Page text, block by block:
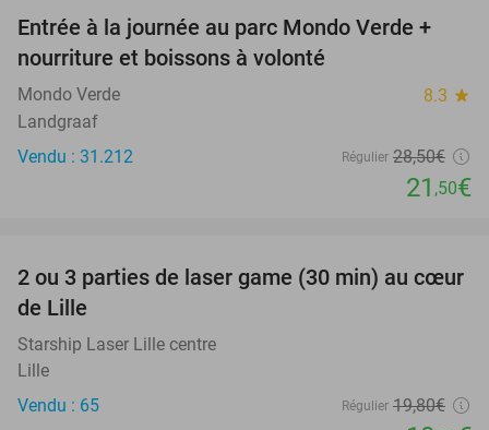
25%
Entrée à la journée au parc Mondo Verde +
nourriture et boissons à volonté
Mondo Verde 8.3 star
Landgraaf
Vendu : 31.212
Régulier 28,50€
21 ,50€
45%
2 ou 3 parties de laser game (30 min) au cœur
de Lille
Starship Laser Lille centre
Lille
Vendu : 65
Régulier 19,80€